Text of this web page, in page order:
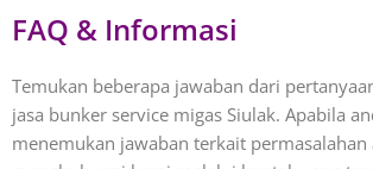
FAQ & Informasi
Temukan beberapa jawaban dari
jasa bunker service migas Siulak. Apabila
menemukan jawaban terkait permasalahan